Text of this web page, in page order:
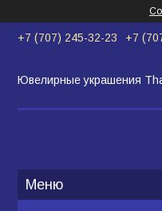
+7 (707) 245-32-23 +7
Ювелирные украшения